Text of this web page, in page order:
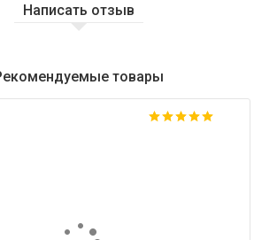
Написать отзыв
товары